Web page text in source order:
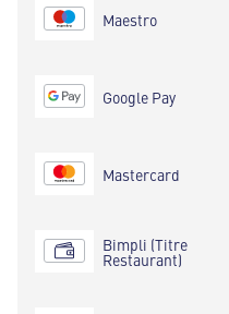
Maestro
Google Pay
Mastercard
Bimpli (Titre
Restaurant)